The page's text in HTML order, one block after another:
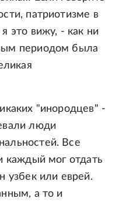
патриотизме в
это вижу, - как ни
периодом была
"инородцев" -
люди
Все
каждый мог отдать
узбек или еврей.
а то и